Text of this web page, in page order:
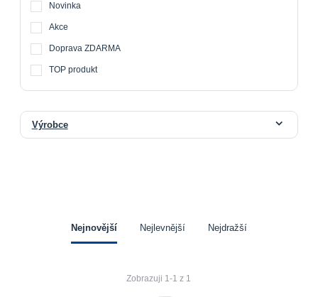
Novinka
Akce
Doprava ZDARMA
TOP produkt
Výrobce
Nejnovější Nejlevnější Nejdražší
Zobrazuji 1-1 z 1